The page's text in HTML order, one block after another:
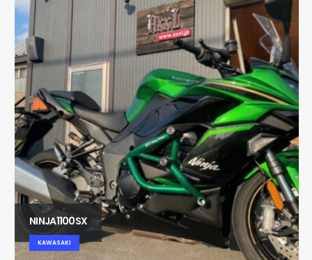
NINJA1100SX
KAWASAKI